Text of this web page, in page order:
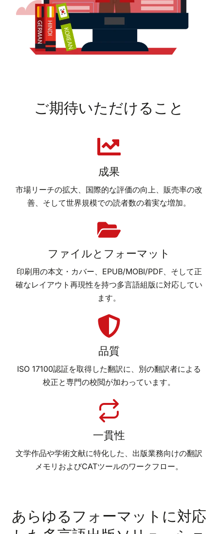
ご期待いただけること
成果
市場リーチの拡大、国際的な評価の向上、販売率の改
善、そして世界規模での読者数の着実な増加。
ファイルとフォーマット
印刷用の本文・カバー、EPUB/MOBI/PDF、そして正
確なレイアウト再現性を持つ多言語組版に対応してい
ます。
品質
ISO 17100認証を取得した翻訳に、別の翻訳者による
校正と専門の校閲が加わっています。
一貫性
文学作品や学術文献に特化した、出版業務向けの翻訳
メモリおよびCATツールのワークフロー。
あらゆるフォーマットに対応